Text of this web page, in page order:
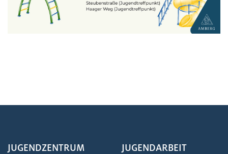
JUGENDZENTRUM JUGENDARBEIT